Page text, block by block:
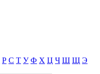
Р С Т У Ф Х Ц Ч Ш Щ Э